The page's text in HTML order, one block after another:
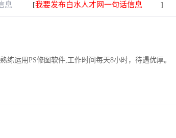
息 [我要发布白水人才网一句话信息 ]
运用PS修图软件,工作时间每天8小时，待遇优厚。